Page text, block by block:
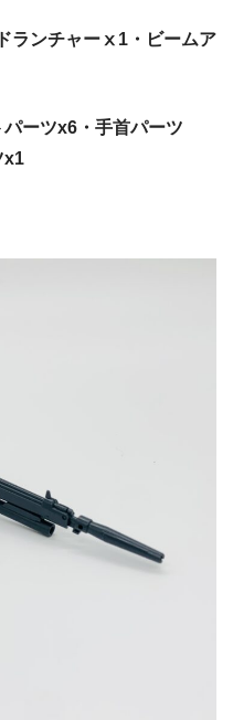
ランチャーⅹ1・ビームア
ーツx6・手首パーツ
x1